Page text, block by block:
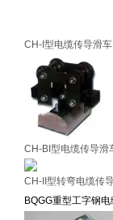
CH-I型电缆传导滑车
CH-BI型电缆传导滑
CH-II型转弯电缆传
BQGG重型工字钢电